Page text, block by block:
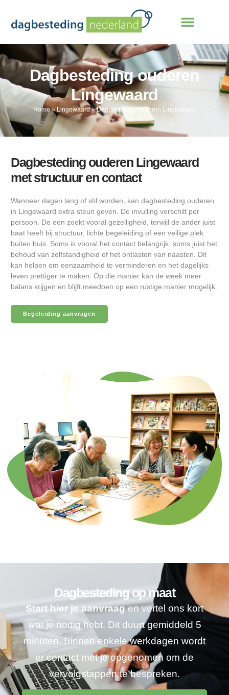
Dagbesteding ouderen
Lingewaard
Home»Lingewaard»Dagbesteding ouderen Lingewaard
Dagbesteding ouderen Lingewaard
met structuur en contact
Wanneer dagen lang of stil worden, kan dagbesteding ouderen
in Lingewaard extra steun geven. De invulling verschilt per
persoon. De een zoekt vooral gezelligheid, terwijl de ander juist
baat heeft bij structuur, lichte begeleiding of een veilige plek
buiten huis. Soms is vooral het contact belangrijk, soms juist het
behoud van zelfstandigheid of het ontlasten van naasten. Dit
kan helpen om eenzaamheid te verminderen en het dagelijks
leven prettiger te maken. Op die manier kan de week meer
balans krijgen en blijft meedoen op een rustige manier mogelijk.
Begeleiding aanvragen
Dagbesteding op maat
Start hier je aanvraagen vertel ons kort
wat je nodig hebt. Dit duurt gemiddeld 5
minuten. Binnen enkele werkdagen wordt
er contact met je opgenomen om de
vervolgstappen te bespreken.